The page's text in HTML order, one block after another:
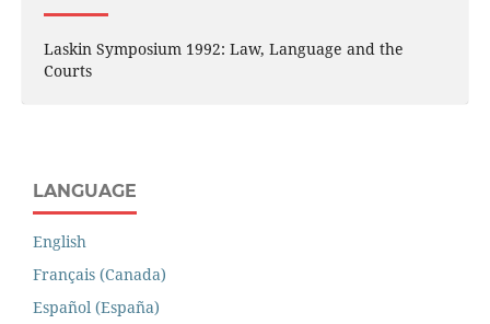
Laskin Symposium 1992: Law, Language and the
Courts
LANGUAGE
English
Français (Canada)
Español (España)